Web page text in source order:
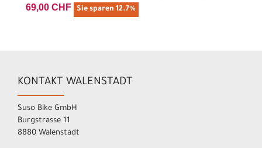
69,00 CHF Sie sparen 12.7%
KONTAKT WALENSTADT
Suso Bike GmbH
Burgstrasse 11
8880 Walenstadt